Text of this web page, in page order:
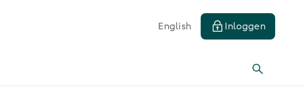
English Inloggen